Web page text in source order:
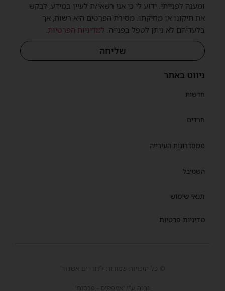
ניווט באתר
חדשות
חרדים
ממסדרונות העירייה
השטיבל
תנאי שימוש
מדיניות פרטיות
ומענה לפנייתי. ידוע לי כי אני רשאי/ת לעיין במידע, לבקש
את תיקונו או מחיקתו. מסירת הפרטים היא רשות, אך
בלעדיהם לא ניתן לטפל בפנייה. למדיניות הפרטיות.
שליחה
© כל הזכויות שמורות ל'חרדים אשדוד'
נבנה ע"י 'אמפסיס - פרסום'